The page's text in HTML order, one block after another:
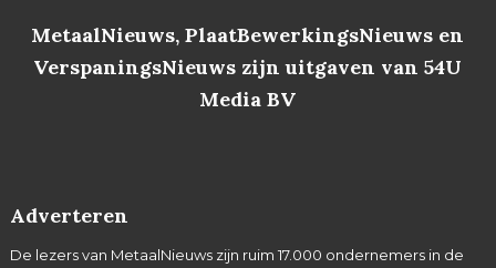
MetaalNieuws, PlaatBewerkingsNieuws en
VerspaningsNieuws zijn uitgaven van 54U
Media BV
Adverteren
De lezers van MetaalNieuws zijn ruim 17.000 ondernemers in de